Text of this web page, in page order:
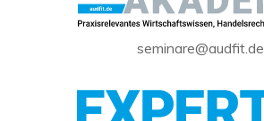
seminare@audfit.de